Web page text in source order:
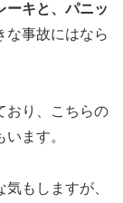
ーキと、パニッ
な事故にはなら
おり、こちらの
ます。
もしますが、